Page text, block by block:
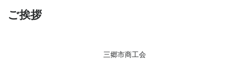
ご挨拶
三郷市商工会